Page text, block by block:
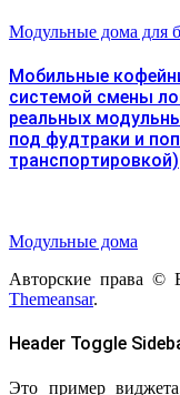
Модульные дома для
Мобильные
системой смены
реальных
под фудтраки и
транспортировкой)
Модульные дома
Авторские права ©
Themeansar.
Header Toggle
Это пример